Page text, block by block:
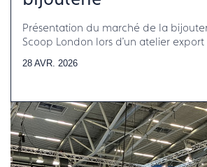
Présentation du marché de la
Scoop London lors d'un atelier export
28 AVR. 2026